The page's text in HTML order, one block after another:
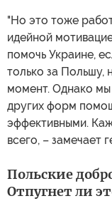
"Но это тоже
идейной
помочь Украине,
только за Польшу,
момент. Однако
других форм
эффективными.
всего, – замечает
Польские
Отпугнет ли